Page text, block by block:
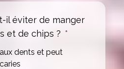
il éviter de manger
et de chips ? *
dents et peut